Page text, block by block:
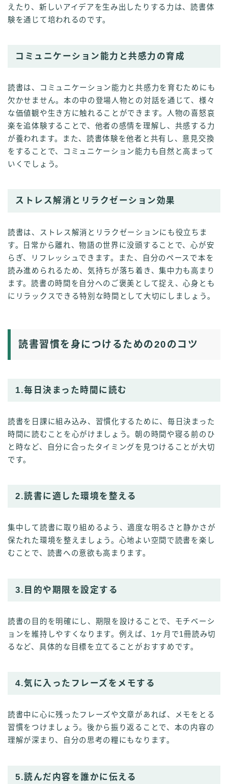
えたり、新しいアイデアを生み出したりする力は、読書体
験を通じて培われるのです。
コミュニケーション能力と共感力の育成
読書は、コミュニケーション能力と共感力を育むためにも
欠かせません。本の中の登場人物との対話を通じて、様々
な価値観や生き方に触れることができます。人物の喜怒哀
楽を追体験することで、他者の感情を理解し、共感する力
が養われます。また、読書体験を他者と共有し、意見交換
をすることで、コミュニケーション能力も自然と高まって
いくでしょう。
ストレス解消とリラクゼーション効果
読書は、ストレス解消とリラクゼーションにも役立ちま
す。日常から離れ、物語の世界に没頭することで、心が安
らぎ、リフレッシュできます。また、自分のペースで本を
読み進められるため、気持ちが落ち着き、集中力も高まり
ます。読書の時間を自分へのご褒美として捉え、心身とも
にリラックスできる特別な時間として大切にしましょう。
読書習慣を身につけるための20のコツ
1.毎日決まった時間に読む
読書を日課に組み込み、習慣化するために、毎日決まった
時間に読むことを心がけましょう。朝の時間や寝る前のひ
と時など、自分に合ったタイミングを見つけることが大切
です。
2.読書に適した環境を整える
集中して読書に取り組めるよう、適度な明るさと静かさが
保たれた環境を整えましょう。心地よい空間で読書を楽し
むことで、読書への意欲も高まります。
3.目的や期限を設定する
読書の目的を明確にし、期限を設けることで、モチベーシ
ョンを維持しやすくなります。例えば、1ヶ月で1冊読み切
るなど、具体的な目標を立てることがおすすめです。
4.気に入ったフレーズをメモする
読書中に心に残ったフレーズや文章があれば、メモをとる
習慣をつけましょう。後から振り返ることで、本の内容の
理解が深まり、自分の思考の糧にもなります。
5.読んだ内容を誰かに伝える